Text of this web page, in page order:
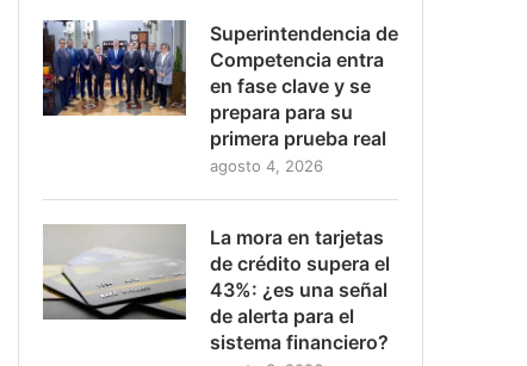
Superintendencia de
Competencia entra
en fase clave y se
prepara para su
primera prueba real
agosto 4, 2026
La mora en tarjetas
de crédito supera el
43%: ¿es una señal
de alerta para el
sistema financiero?